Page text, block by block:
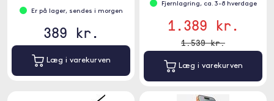
Er på lager, sendes i morgen
389 kr.
Læg i varekurven
Fjernlagring, ca. 3-8 hverdage
1.389 kr.
1.539 kr.
Læg i varekurven